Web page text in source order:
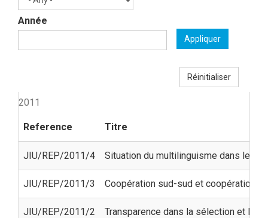
Année
Appliquer
Réinitialiser
2011
Reference Titre
JIU/REP/2011/4 Situation du multilinguisme dans les
JIU/REP/2011/3 Coopération sud-sud et coopération
JIU/REP/2011/2 Transparence dans la sélection et la